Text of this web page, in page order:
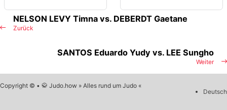
Zurück
NELSON LEVY Timna vs. DEBERDT Gaetane
Weiter
SANTOS Eduardo Yudy vs. LEE Sungho
Copyright © • 🥋 Judo.how » Alles rund um Judo «
Deutsch